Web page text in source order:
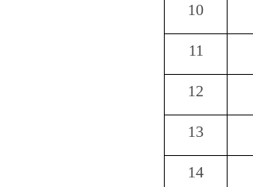
10
11
12
13
14